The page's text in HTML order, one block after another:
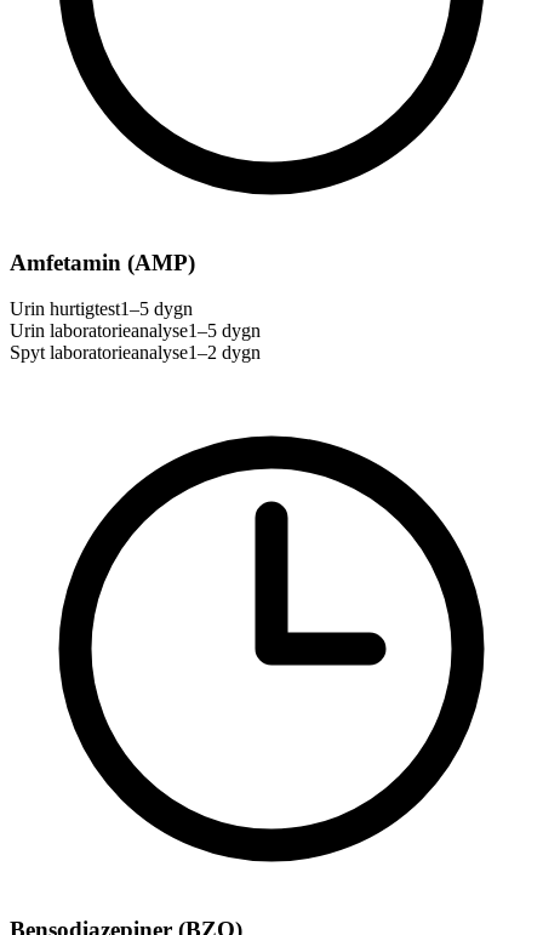
Amfetamin (AMP)
Urin hurtigtest1–5 dygn
Urin laboratorieanalyse1–5 dygn
Spyt laboratorieanalyse1–2 dygn
Bensodiazepiner (BZO)